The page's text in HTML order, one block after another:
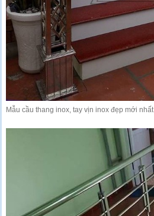
Mẫu cầu thang inox, tay vịn inox đẹp mới nhất